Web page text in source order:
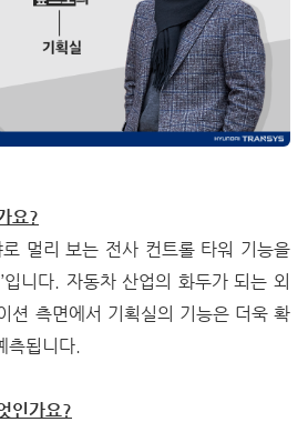
요?
멀리 보는 전사 컨트롤 타워 기능을
입니다. 자동차 산업의 화두가 되는 외
션 측면에서 기획실의 기능은 더욱 확
측됩니다.
인가요?